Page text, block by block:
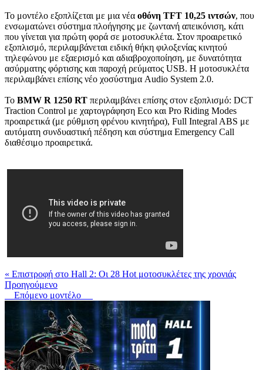
Το μοντέλο εξοπλίζεται με μια νέα οθόνη TFT 10,25 ιντσών, που
ενσωματώνει σύστημα πλοήγησης με ζωντανή απεικόνιση, κάτι
που γίνεται για πρώτη φορά σε μοτοσυκλέτα. Στον προαιρετικό
εξοπλισμό, περιλαμβάνεται ειδική θήκη φιλοξενίας κινητού
τηλεφώνου με εξαερισμό και αδιαβροχοποίηση, με δυνατότητα
ασύρματης φόρτισης και παροχή ρεύματος USB. Η μοτοσυκλέτα
περιλαμβάνει επίσης νέο χοσύστημα Audio System 2.0.
Το BMW R 1250 RT περιλαμβάνει επίσης στον εξοπλισμό: DCT
Traction Control με χαρτογράφηση Eco και Pro Riding Modes
προαιρετικά (με ρύθμιση φρένου κινητήρα), Full Integral ABS με
αυτόματη συνδυαστική πέδηση και σύστημα Emergency Call
διαθέσιμο προαιρετικά.
« Επιστροφή στο Hall 2: Οι 28 Hot μοτοσυκλέτες της χρονιάς
Προηγούμενο
Επόμενο μοντέλο